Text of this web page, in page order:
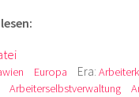
Europa Era:
Arbeiterselbstverwaltung